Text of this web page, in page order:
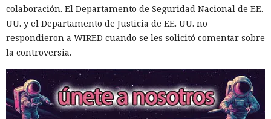
inicial contenía 9180 hosts, y los materiales asociados
apuntaban al procesamiento de decenas de millones de
URL. Talos encontró datos recopilados de al menos 54
objetivos.
Los investigadores atribuyen el resultado no solo a las
capacidades de los modelos sino también a las habilidades
de los operadores. Los novatos obtienen herramientas que
colaboración. El Departamento de Seguridad Nacional de EE.
UU. y el Departamento de Justicia de EE. UU. no
respondieron a WIRED cuando se les solicitó comentar sobre
la controversia.